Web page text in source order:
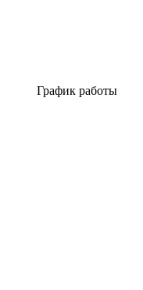
График работы